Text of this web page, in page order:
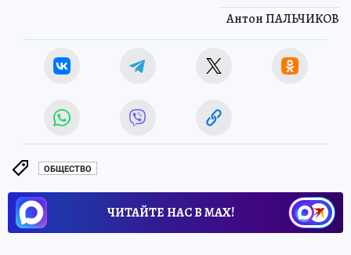
Антон ПАЛЬЧИКОВ
ОБЩЕСТВО
ЧИТАЙТЕ НАС В МАХ!